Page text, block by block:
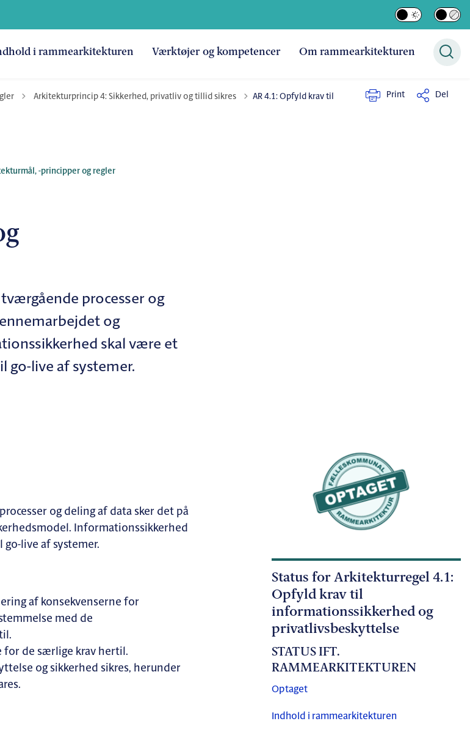
i rammearkitekturen Værktøjer og kompetencer Om rammearkitekturen
Tilbage til
Arkitekturprincip 4: Sikkerhed, privatliv og tillid sikres
AR 4.1: Opfyld krav til
Print Del
-principper og regler
processer og
og
skal være et
go-live af systemer.
og deling af data sker det på
Informationssikkerhed
live af systemer.
af konsekvenserne for
med de
for de særlige krav hertil.
og sikkerhed sikres, herunder
Status for Arkitekturregel 4.1:
Opfyld krav til
informationssikkerhed og
privatlivsbeskyttelse
STATUS IFT.
RAMMEARKITEKTUREN
Optaget
Indhold i rammearkitekturen